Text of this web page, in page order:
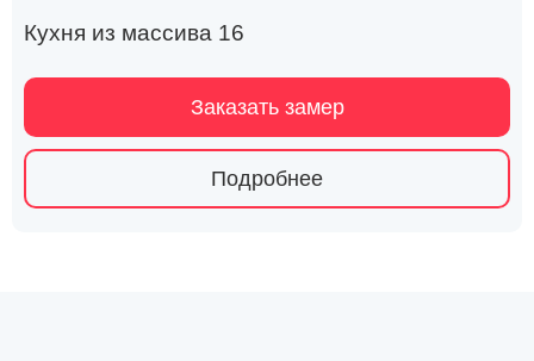
Кухня из массива 16
Заказать замер
Подробнее